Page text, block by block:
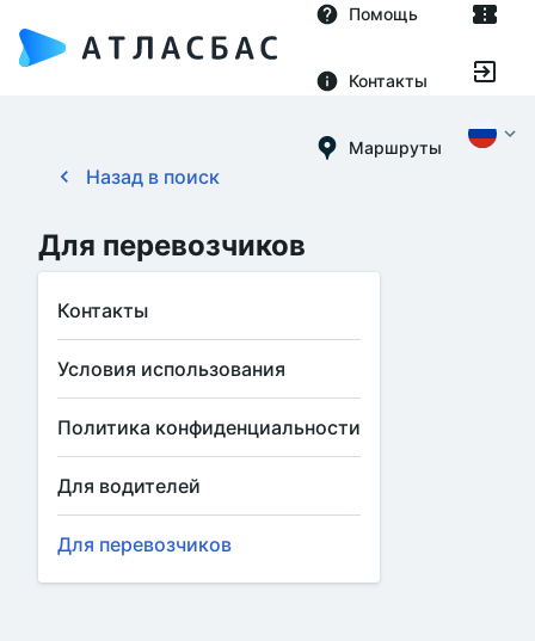
Помощь
Контакты
Маршруты
Назад в поиск
Для перевозчиков
Контакты
Условия использования
Политика конфиденциальности
Для водителей
Для перевозчиков